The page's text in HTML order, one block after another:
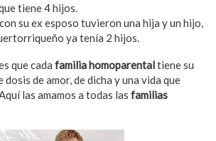
tiene 4 hijos.
con su ex esposo tuvieron una hija y un hijo,
ya tenía 2 hijos.
que cada familia homoparentaltiene su
de amor, de dicha y una vida que
las amamos a todas las familias